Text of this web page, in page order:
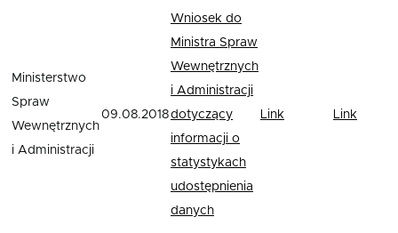
Ministerstwo
Spraw
Wewnętrznych
i Administracji
09.08.2018
Wniosek do
Ministra Spraw
Wewnętrznych
i Administracji
dotyczący
informacji o
statystykach
udostępnienia
danych
Link Link